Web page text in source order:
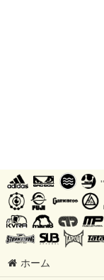
ホーム